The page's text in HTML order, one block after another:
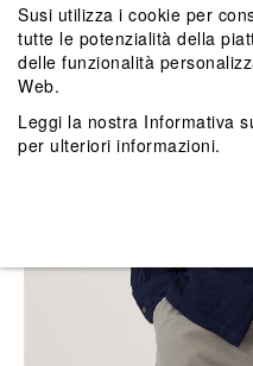
Susi utilizza i cookie per
tutte le potenzialità della
delle funzionalità
Web.
Leggi la nostra Informativa
per ulteriori informazioni.